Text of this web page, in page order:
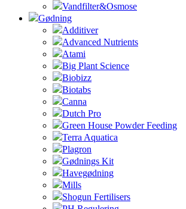
Vandfilter&Osmose
Gødning
Additiver
Advanced Nutrients
Atami
Big Plant Science
Biobizz
Biotabs
Canna
Dutch Pro
Green House Powder Feeding
Terra Aquatica
Plagron
Gødnings Kit
Havegødning
Mills
Shogun Fertilisers